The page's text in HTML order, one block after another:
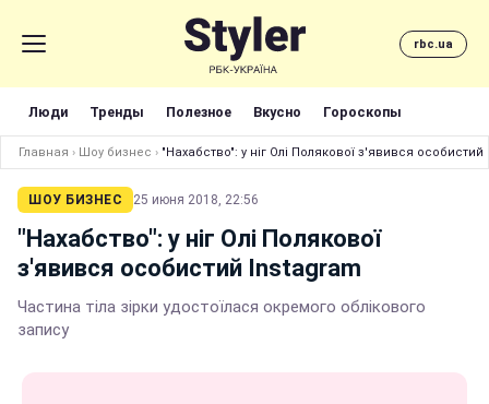
rbc.ua
Люди Тренды Полезное Вкусно Гороскопы
Главная › Шоу бизнес › "Нахабство": у ніг Олі Полякової з'явився
ШОУ БИЗНЕС 25 июня 2018, 22:56
"Нахабство": у ніг Олі Полякової
з'явився особистий Instagram
Частина тіла зірки удостоїлася окремого облікового
запису